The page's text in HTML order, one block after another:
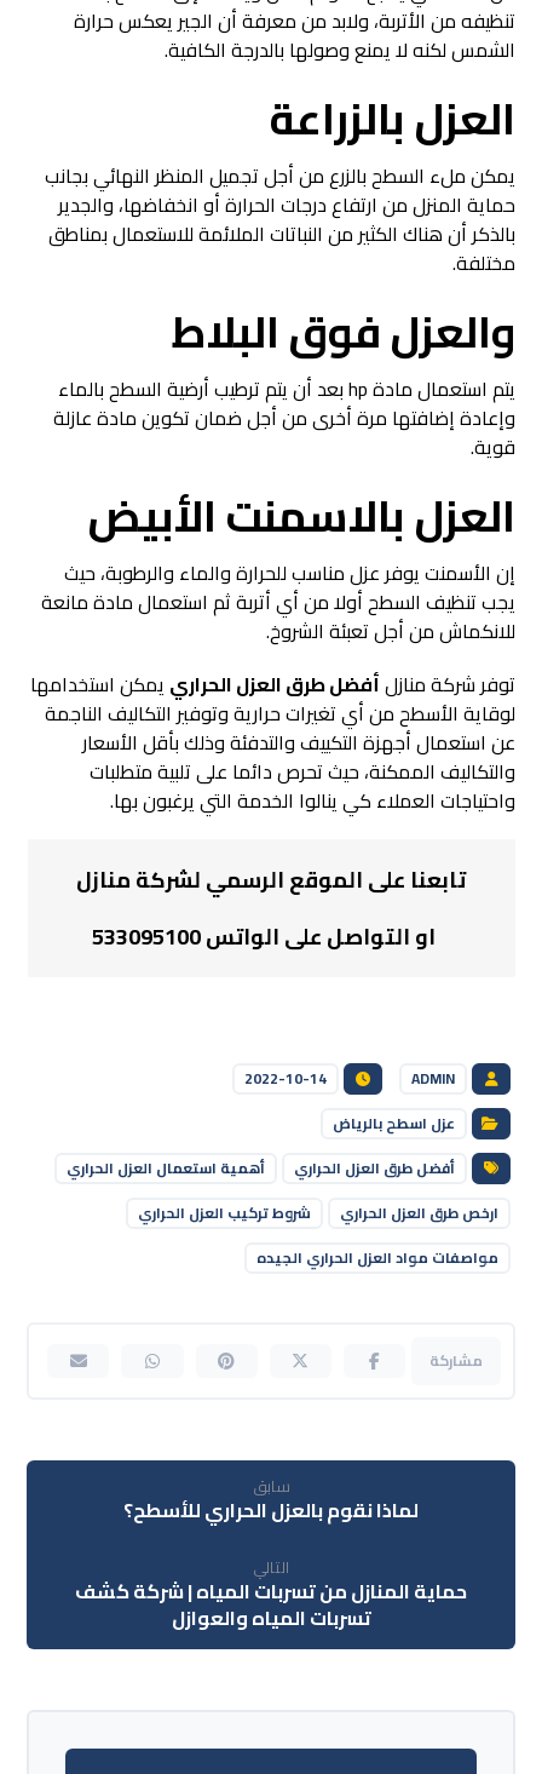
تنظيفه من الأتربة، ولابد من معرفة أن الجير يعكس حرارة
الشمس لكنه لا يمنع وصولها بالدرجة الكافية.
العزل بالزراعة
يمكن ملء السطح بالزرع من أجل تجميل المنظر النهائي بجانب
حماية المنزل من ارتفاع درجات الحرارة أو انخفاضها، والجدير
بالذكر أن هناك الكثير من النباتات الملائمة للاستعمال بمناطق
مختلفة.
والعزل فوق البلاط
يتم استعمال مادة hp بعد أن يتم ترطيب أرضية السطح بالماء
وإعادة إضافتها مرة أخرى من أجل ضمان تكوين مادة عازلة
قوية.
العزل بالاسمنت الأبيض
إن الأسمنت يوفر عزل مناسب للحرارة والماء والرطوبة، حيث
يجب تنظيف السطح أولا من أي أتربة ثم استعمال مادة مانعة
للانكماش من أجل تعبئة الشروخ.
توفر شركة منازلأفضل طرق العزل الحراري يمكن استخدامها
لوقاية الأسطح من أي تغيرات حرارية وتوفير التكاليف الناجمة
عن استعمال أجهزة التكييف والتدفئة وذلك بأقل الأسعار
والتكاليف الممكنة، حيث تحرص دائما على تلبية متطلبات
واحتياجات العملاء كي ينالوا الخدمة التي يرغبون بها.
تابعنا على الموقع الرسمي لشركة منازل
او التواصل على الواتس 533095100
ADMIN
2022-10-14
عزل اسطح بالرياض
أفضل طرق العزل الحراري
أهمية استعمال العزل الحراري
ارخص طرق العزل الحراري
شروط تركيب العزل الحراري
مواصفات مواد العزل الحراري الجيده
سابق
لماذا نقوم بالعزل الحراري للأسطح؟
التالي
حماية المنازل من تسربات المياه | شركة كشف
تسربات المياه والعوازل